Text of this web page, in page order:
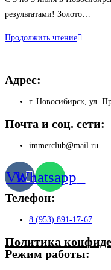
результатами! Золото…
Продолжить чтение
атлетов.
Адрес:
г. Новосибирск, ул.
Почта и соц. сети:
immerclub@mail.ru
VkWhatsapp
Телефон:
8 (953) 891-17-67
Политика
Режим работы: